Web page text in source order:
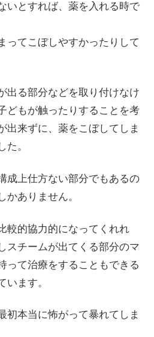
いとすれば、薬を入れる時で
ってこぼしやすかったりして
出る部分などを取り付けなけ
どもが触ったりすることを考
出来ずに、薬をこぼしてしま
た。
成上仕方ない部分でもあるの
かありません。
較的協力的になってくれれ
スチームが出てくる部分のマ
って治療をすることもできる
います。
初本当に怖がって暴れてしま